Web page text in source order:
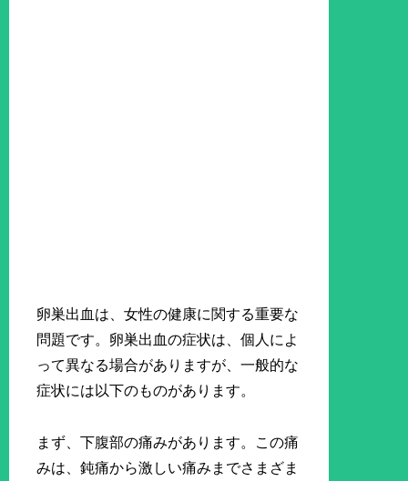
卵巣出血は、女性の健康に関する重要な
問題です。卵巣出血の症状は、個人によ
って異なる場合がありますが、一般的な
症状には以下のものがあります。
まず、下腹部の痛みがあります。この痛
みは、鈍痛から激しい痛みまでさまざま